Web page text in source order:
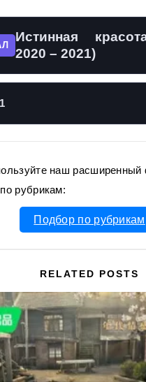
Истинная
2020 – 2021)
наш расширенный
рубрикам:
Подбор по рубрикам
RELATED POSTS